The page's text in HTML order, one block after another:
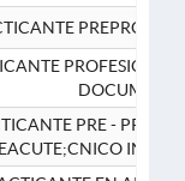
PRE -